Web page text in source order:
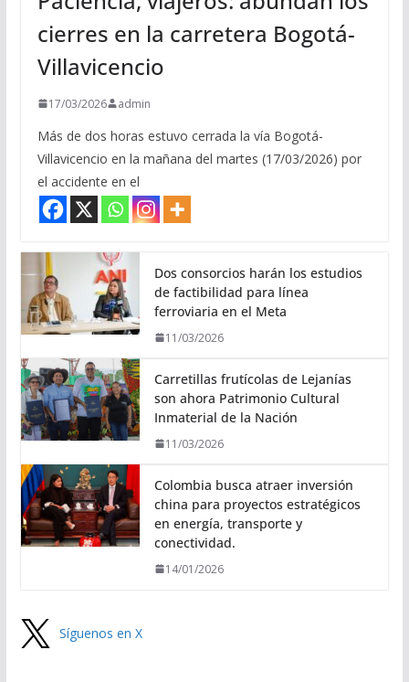
cierres en la carretera Bogotá-
Villavicencio
17/03/2026 admin
Más de dos horas estuvo cerrada la vía Bogotá-
Villavicencio en la mañana del martes (17/03/2026) por
el accidente en el
Dos consorcios harán los estudios
de factibilidad para línea
ferroviaria en el Meta
11/03/2026
Carretillas frutícolas de Lejanías
son ahora Patrimonio Cultural
Inmaterial de la Nación
11/03/2026
Colombia busca atraer inversión
china para proyectos estratégicos
en energía, transporte y
conectividad.
14/01/2026
Síguenos en X